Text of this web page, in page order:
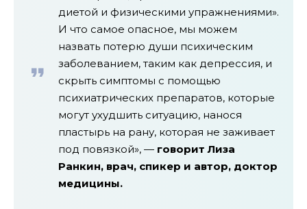
диетой и физическими упражнениями».
И что самое опасное, мы можем
назвать потерю души психическим
заболеванием, таким как депрессия, и
скрыть симптомы с помощью
психиатрических препаратов, которые
могут ухудшить ситуацию, нанося
пластырь на рану, которая не заживает
под повязкой», — говорит Лиза
Ранкин, врач, спикер и автор, доктор
медицины.